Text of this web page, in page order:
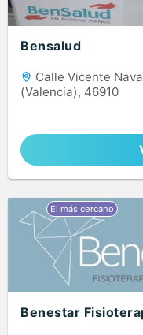
Bensalud
Calle Vicente
(Valencia), 46910
Benestar